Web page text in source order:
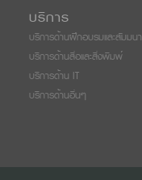
บริการ
บริการด้านฝึกอบรมและสัมมนา
บริการด้านสื่อและสิ่งพิมพ์
บริการด้าน IT
บริการด้านอื่นๆ